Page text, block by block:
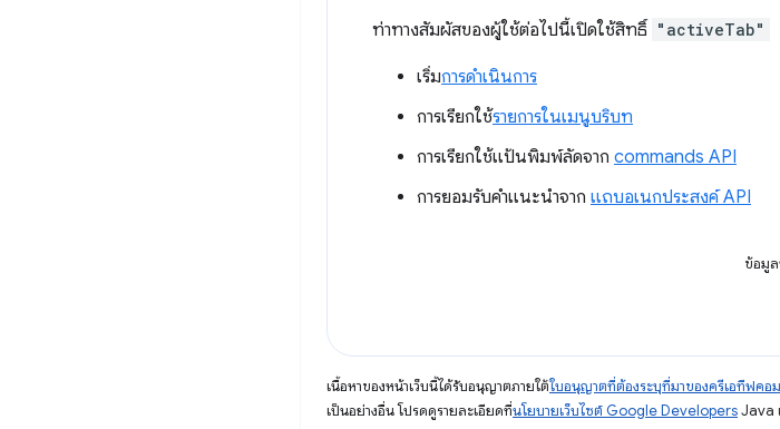
ท่าทางสัมผัสของผู้ใช้ต่อไปนี้เปิดใช้สิทธิ์ "activeTab"
เริ่มการดำเนินการ
การเรียกใช้รายการในเมนูบริบท
การเรียกใช้แป้นพิมพ์ลัดจาก commands API
การยอมรับคำแนะนำจาก แถบอเนกประสงค์ API
ข้อมู
เนื้อหาของหน้าเว็บนี้ได้รับอนุญาตภายใต้ใบอนุญาตที่ต้องระบุที่มาของครีเอทีฟคอ
เป็นอย่างอื่น โปรดดูรายละเอียดที่นโยบายเว็บไซต์ Google DevelopersJava